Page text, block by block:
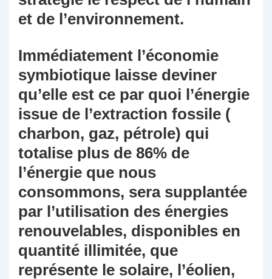
et de l’environnement.
Immédiatement l’économie
symbiotique laisse deviner
qu’elle est ce par quoi l’énergie
issue de l’extraction fossile (
charbon, gaz, pétrole) qui
totalise plus de 86% de
l’énergie que nous
consommons, sera supplantée
par l’utilisation des énergies
renouvelables, disponibles en
quantité illimitée, que
représente le solaire, l’éolien,